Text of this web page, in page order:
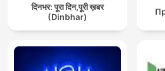
दिनभर: पूरा दिन,पूरी ख़बर
(Dinbhar)